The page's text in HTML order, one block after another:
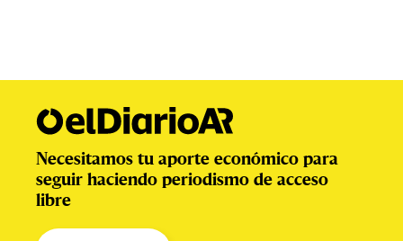
Necesitamos tu aporte económico para
seguir haciendo periodismo de acceso
libre